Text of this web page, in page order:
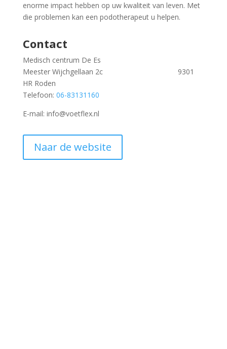
enorme impact hebben op uw kwaliteit van leven. Met
die problemen kan een podotherapeut u helpen.
Contact
Medisch centrum De Es
Meester Wijchgellaan 2c 9301
HR Roden
Telefoon: 06-83131160
E-mail: info@voetflex.nl
Naar de website